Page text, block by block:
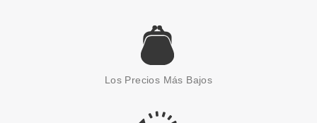
SKIN GENERICS
SKIN GENERICS RUTINA
REVITALIZANTE SUPREME SET
REGALO
26.00€
Los Precios Más Bajos